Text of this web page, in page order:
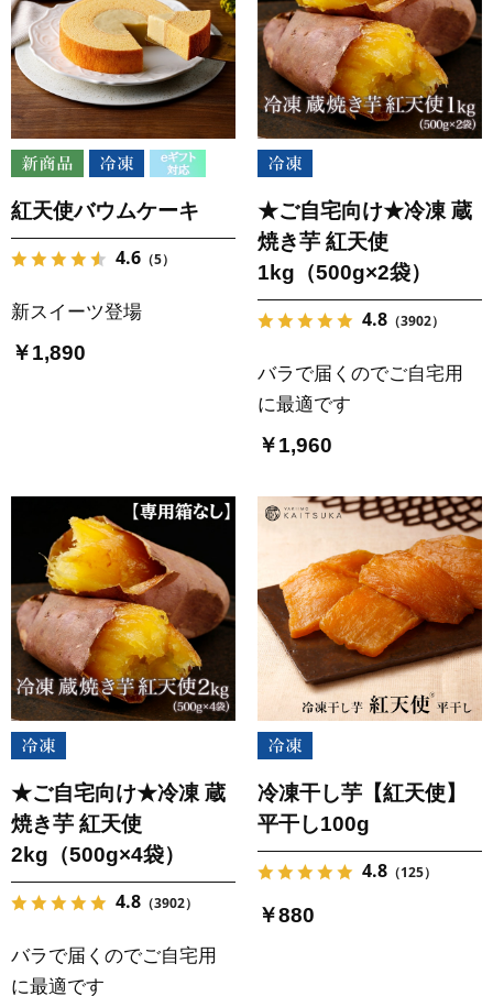
紅天使バウムケーキ
4.6 （5）
新スイーツ登場
￥1,890
★ご自宅向け★冷凍 蔵
焼き芋 紅天使
1kg（500g×2袋）
4.8 （3902）
バラで届くのでご自宅用
に最適です
￥1,960
★ご自宅向け★冷凍 蔵
焼き芋 紅天使
2kg（500g×4袋）
4.8 （3902）
バラで届くのでご自宅用
に最適です
冷凍干し芋【紅天使】
平干し100g
4.8 （125）
￥880